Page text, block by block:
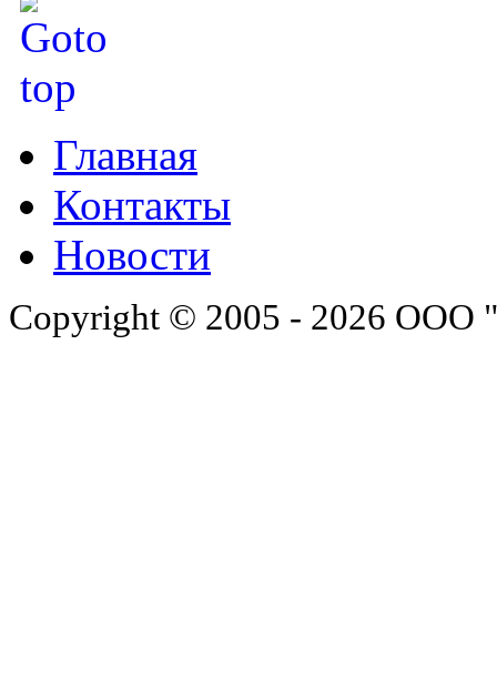
Главная
Контакты
Новости
Copyright © 2005 - 2026 ООО